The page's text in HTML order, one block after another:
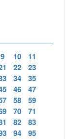
9 10
11
22
23
34
35
46
47
58
59
70
71
82
83
94
95